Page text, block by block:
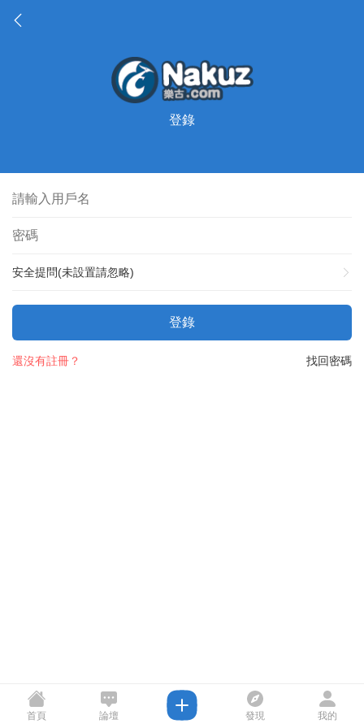
登錄
安全提問(未設置請忽略)
登錄
找回密碼
還沒有註冊？
首頁 論壇 發現 我的